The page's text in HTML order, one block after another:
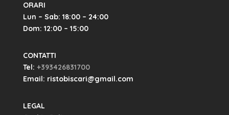
ORARI
Lun – Sab: 18:00 – 24:00
Dom: 12:00 – 15:00
CONTATTI
Tel: +393426831700
Email: ristobiscari@gmail.com
LEGAL